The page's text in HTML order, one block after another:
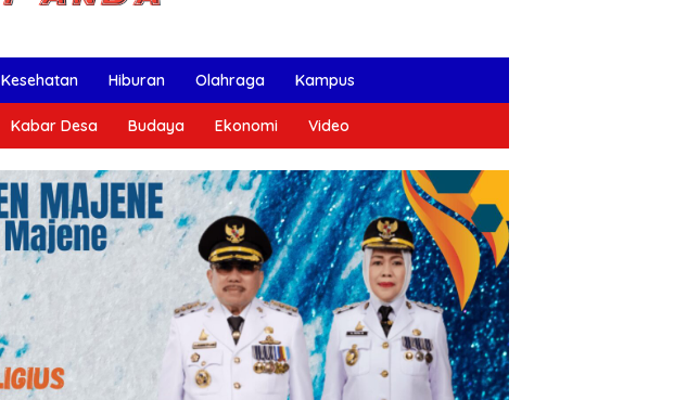
Kesehatan Hiburan Olahraga Kampus
Kabar Desa Budaya Ekonomi Video